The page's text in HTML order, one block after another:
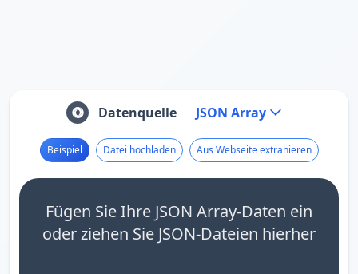
Datenquelle JSON Array
Beispiel Datei hochladen Aus Webseite extrahieren
Fügen Sie Ihre JSON Array-Daten ein
oder ziehen Sie JSON-Dateien hierher